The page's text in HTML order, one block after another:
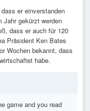
er einverstanden
Jahr gekürzt werden
dass er auch für 120
Präsident Ken Bates
Wochen bekannt, dass
habe.
game and you read